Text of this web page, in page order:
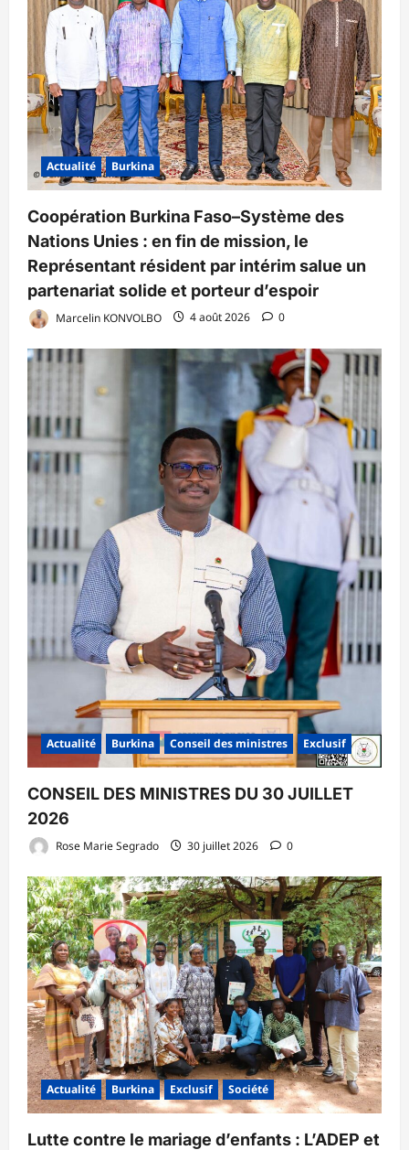
Actualité Burkina
Coopération Burkina Faso–Système des
Nations Unies : en fin de mission, le
Représentant résident par intérim salue un
partenariat solide et porteur d’espoir
Marcelin KONVOLBO 4 août 2026 0
Actualité Burkina Conseil des ministres Exclusif
CONSEIL DES MINISTRES DU 30 JUILLET
2026
Rose Marie Segrado 30 juillet 2026 0
Actualité Burkina Exclusif Société
Lutte contre le mariage d’enfants : L’ADEP et